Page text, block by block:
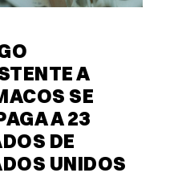
A
SE
A 23
DE
UNIDOS